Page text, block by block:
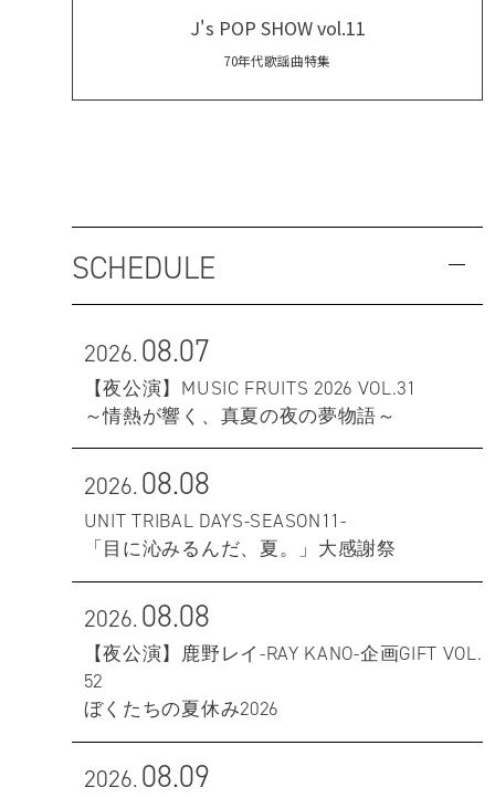
J's POP SHOW vol.11
70年代歌謡曲特集
SCHEDULE
2026.08.07
【夜公演】MUSIC FRUITS 2026 VOL.31
～情熱が響く、真夏の夜の夢物語～
2026.08.08
UNIT TRIBAL DAYS-SEASON11-
「目に沁みるんだ、夏。」大感謝祭
2026.08.08
【夜公演】鹿野レイ-RAY KANO-企画GIFT VOL.
52
ぼくたちの夏休み2026
2026.08.09